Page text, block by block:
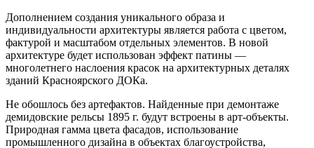
Дополнением создания уникального образа и
индивидуальности архитектуры является работа с цветом,
фактурой и масштабом отдельных элементов. В новой
архитектуре будет использован эффект патины —
многолетнего наслоения красок на архитектурных деталях
зданий Красноярского ДОКа.
Не обошлось без артефактов. Найденные при демонтаже
демидовские рельсы 1895 г. будут встроены в арт-объекты.
Природная гамма цвета фасадов, использование
промышленного дизайна в объектах благоустройства,